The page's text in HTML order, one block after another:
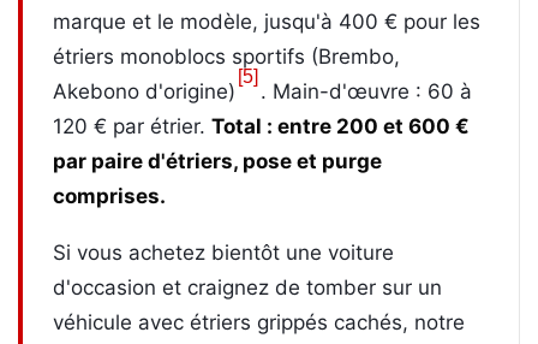
marque et le modèle, jusqu'à 400 € pour les
étriers monoblocs sportifs (Brembo,
Akebono d'origine)
[5]
. Main-d'œuvre : 60 à
120 € par étrier. Total : entre 200 et 600 €
par paire d'étriers, pose et purge
comprises.
Si vous achetez bientôt une voiture
d'occasion et craignez de tomber sur un
véhicule avec étriers grippés cachés, notre